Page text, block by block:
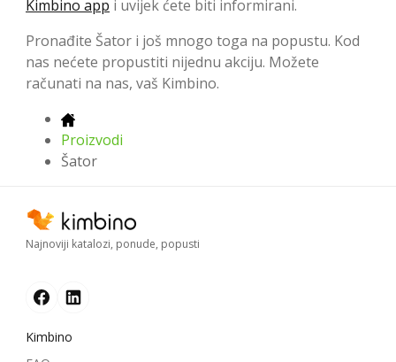
Kimbino app i uvijek ćete biti informirani.
Pronađite Šator i još mnogo toga na popustu. Kod
nas nećete propustiti nijednu akciju. Možete
računati na nas, vaš Kimbino.
Proizvodi
Šator
Najnoviji katalozi, ponude, popusti
Kimbino